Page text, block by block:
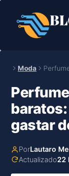
contenido
Moda
gastar
PorLautaro
Actualizado22